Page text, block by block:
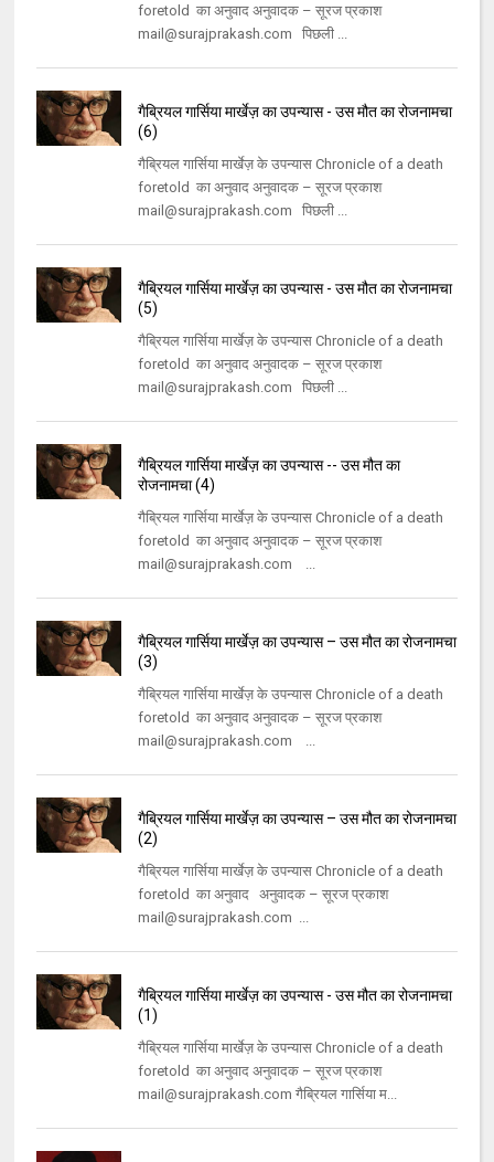
foretold का अनुवाद अनुवादक – सूरज प्रकाश
mail@surajprakash.com पिछली ...
गैब्रियल गार्सिया मार्खेज़ का उपन्यास - उस मौत का रोजनामचा
(6)
गैब्रियल गार्सिया मार्खेज़ के उपन्यास Chronicle of a death
foretold का अनुवाद अनुवादक – सूरज प्रकाश
mail@surajprakash.com पिछली ...
गैब्रियल गार्सिया मार्खेज़ का उपन्यास - उस मौत का रोजनामचा
(5)
गैब्रियल गार्सिया मार्खेज़ के उपन्यास Chronicle of a death
foretold का अनुवाद अनुवादक – सूरज प्रकाश
mail@surajprakash.com पिछली ...
गैब्रियल गार्सिया मार्खेज़ का उपन्यास -- उस मौत का
रोजनामचा (4)
गैब्रियल गार्सिया मार्खेज़ के उपन्यास Chronicle of a death
foretold का अनुवाद अनुवादक – सूरज प्रकाश
mail@surajprakash.com ...
गैब्रियल गार्सिया मार्खेज़ का उपन्यास – उस मौत का रोजनामचा
(3)
गैब्रियल गार्सिया मार्खेज़ के उपन्यास Chronicle of a death
foretold का अनुवाद अनुवादक – सूरज प्रकाश
mail@surajprakash.com ...
गैब्रियल गार्सिया मार्खेज़ का उपन्यास – उस मौत का रोजनामचा
(2)
गैब्रियल गार्सिया मार्खेज़ के उपन्यास Chronicle of a death
foretold का अनुवाद अनुवादक – सूरज प्रकाश
mail@surajprakash.com ...
गैब्रियल गार्सिया मार्खेज़ का उपन्यास - उस मौत का रोजनामचा
(1)
गैब्रियल गार्सिया मार्खेज़ के उपन्यास Chronicle of a death
foretold का अनुवाद अनुवादक – सूरज प्रकाश
mail@surajprakash.com गैब्रियल गार्सिया म...